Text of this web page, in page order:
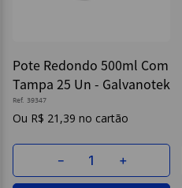
Pote Redondo 500ml Com
Tampa 25 Un - Galvanotek
Ref. 39347
R$ 21 ,39
＋
－